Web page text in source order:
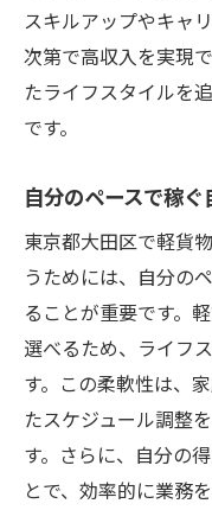
スキルアップやキャ
次第で高収入を実現
たライフスタイルを
です。
自分のペースで稼
東京都大田区で軽貨
うためには、自分の
ることが重要です。
選べるため、ライフ
す。この柔軟性は、
たスケジュール調整
す。さらに、自分の
とで、効率的に業務